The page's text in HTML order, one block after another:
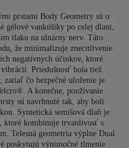
prstami Body Geometry sú o
gélové vankúšiky po celej dlani,
tlaku na ulnárny nerv. Táto
že minimalizuje znecitlivenie
negatívnych účinkov, ktoré
Priedušnosť bola tiež
zatiaľ čo bezpečné uloženie je
A konečne, používanie
sú navrhnuté tak, aby boli
Syntetická semišová dlaň je
ktoré kombinuje trvanlivosť s
Telesná geometria výplne Dual
poskytujú výnimočné tlmenie